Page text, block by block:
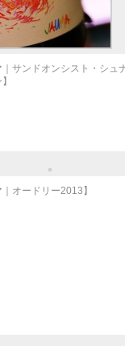
｜サンドオンシスト・シュ
｜オードリー2013】